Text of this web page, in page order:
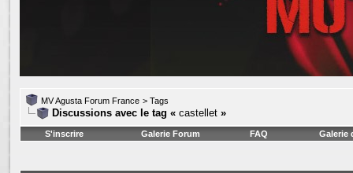
MV Agusta Forum France > Tags
Discussions avec le tag « castellet »
S'inscrire Galerie Forum FAQ Galerie